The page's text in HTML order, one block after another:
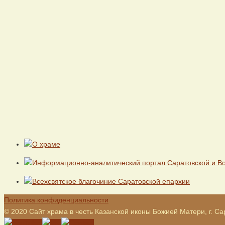
Политика конфиденциальности
© 2020 Сайт храма в честь Казанской иконы Божией Матери, г.